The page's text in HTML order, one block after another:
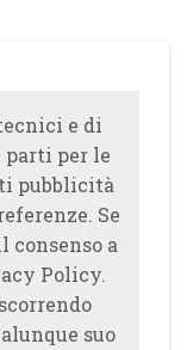
e di
parti per le
pubblicità
Se
consenso a
Policy.
suo